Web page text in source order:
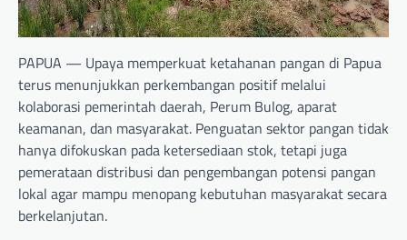
PAPUA — Upaya memperkuat ketahanan pangan di Papua
terus menunjukkan perkembangan positif melalui
kolaborasi pemerintah daerah, Perum Bulog, aparat
keamanan, dan masyarakat. Penguatan sektor pangan tidak
hanya difokuskan pada ketersediaan stok, tetapi juga
pemerataan distribusi dan pengembangan potensi pangan
lokal agar mampu menopang kebutuhan masyarakat secara
berkelanjutan.